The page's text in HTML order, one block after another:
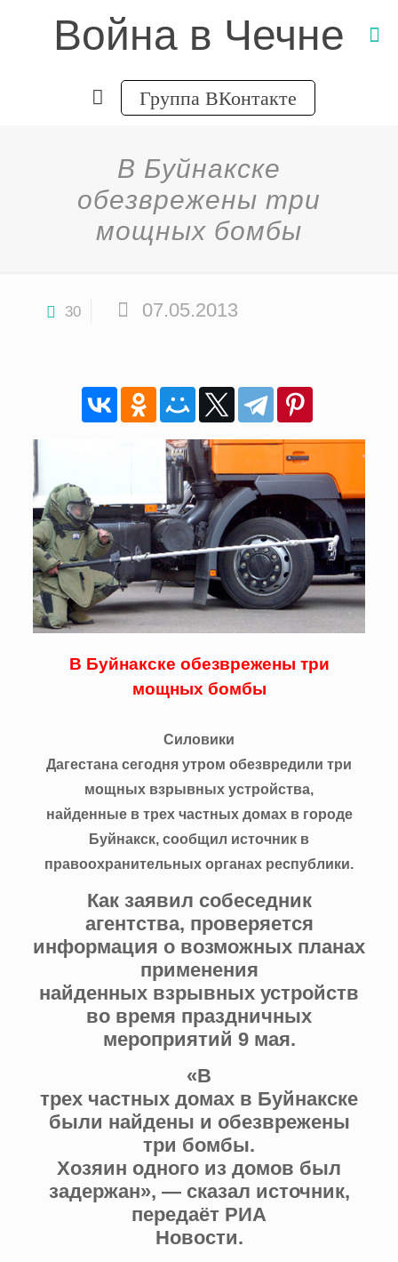
Война в Чечне
Группа ВКонтакте
В Буйнакске
обезврежены три
мощных бомбы
30 07.05.2013
В Буйнакске обезврежены три
мощных бомбы
Силовики
Дагестана сегодня утром обезвредили три
мощных взрывных устройства,
найденные в трех частных домах в городе
Буйнакск, сообщил источник в
правоохранительных органах республики.
Как заявил собеседник
агентства, проверяется
информация о возможных планах
применения
найденных взрывных устройств
во время праздничных
мероприятий 9 мая.
«В
трех частных домах в Буйнакске
были найдены и обезврежены
три бомбы.
Хозяин одного из домов был
задержан», — сказал источник,
передаёт РИА
Новости.